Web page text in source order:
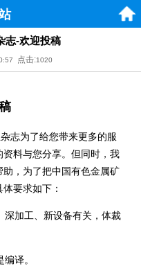
志-欢迎投稿
点击:1020
志为了给您带来更多的服
料与您分享。但同时，我
，为了把中国有色金属矿
要求如下：
加工、新设备有关，体裁
译。